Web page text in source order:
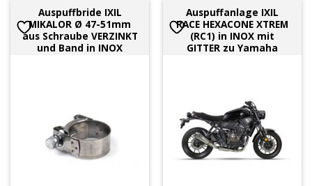
Auspuffbride IXIL
MIKALOR Ø 47-51mm
aus Schraube VERZINKT
und Band in INOX
Auspuffanlage IXIL
RACE HEXACONE XTREM
(RC1) in INOX mit
GITTER zu Yamaha